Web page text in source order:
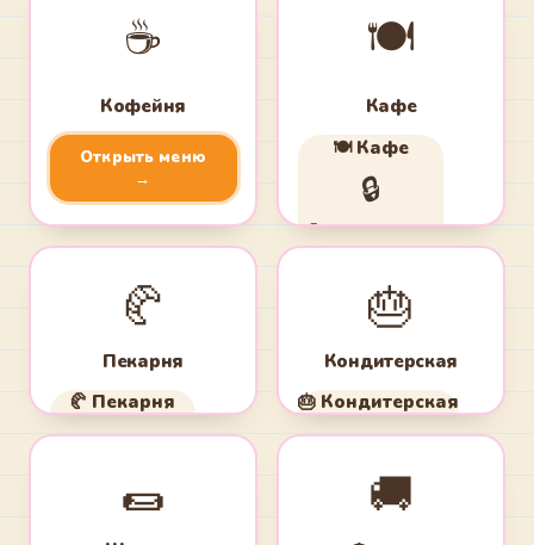
☕
Кофейня
Открыть меню
→
🍽️
Кафе
🍽️ Кафе
🔒
Доступно на курсе
ВКУСНЫЙ БИЗНЕС
🥐
Пекарня
🥐 Пекарня
🔒
ВКУСНЫЙ БИЗНЕС
🎂
Кондитерская
🎂 Кондитерская
🔒
Доступно на курсе
ВКУСНЫЙ БИЗНЕС
🌯 🚚